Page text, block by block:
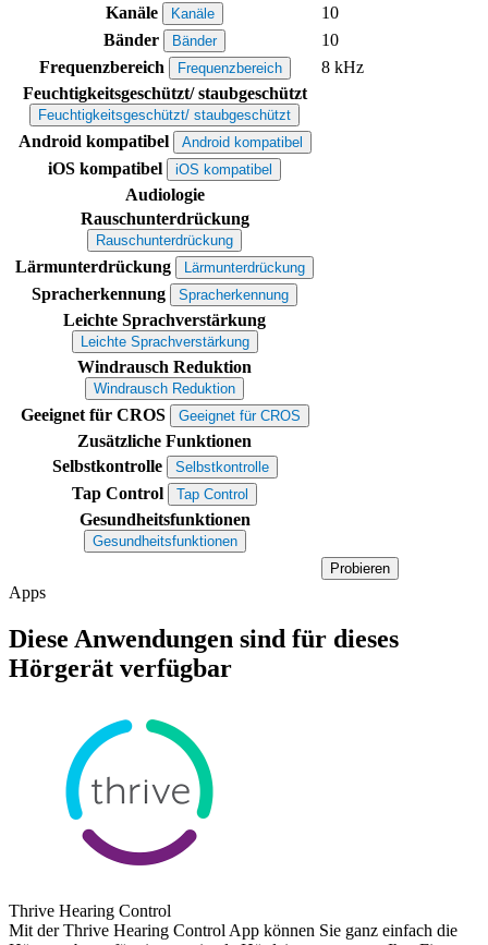
Kanäle Kanäle
10
Bänder
Bänder
10
Frequenzbereich
Frequenzbereich
8 kHz
Feuchtigkeitsgeschützt/ staubgeschützt
Feuchtigkeitsgeschützt/ staubgeschützt
Android kompatibel Android kompatibel
iOS kompatibel iOS kompatibel
Audiologie
Rauschunterdrückung
Rauschunterdrückung
Lärmunterdrückung Lärmunterdrückung
Spracherkennung Spracherkennung
Leichte Sprachverstärkung
Leichte Sprachverstärkung
Windrausch Reduktion
Windrausch Reduktion
Geeignet für CROS Geeignet für CROS
Zusätzliche Funktionen
Selbstkontrolle
Selbstkontrolle
Tap Control Tap Control
Gesundheitsfunktionen
Gesundheitsfunktionen
Probieren
Apps
Diese Anwendungen sind für dieses
Hörgerät verfügbar
Thrive Hearing Control
Mit der Thrive Hearing Control App können Sie ganz einfach die